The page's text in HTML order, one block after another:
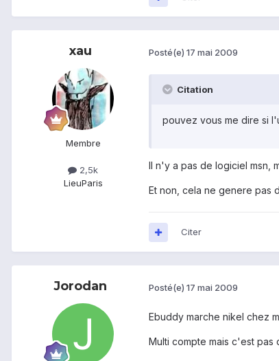
xau
Membre
2,5k
LieuParis
Posté(e) 17 mai 2009
Citation
pouvez vous me dire si
Il n'y a pas de logiciel msn,
Et non, cela ne genere pas
Citer
Jorodan Posté(e) 17 mai 2009
Ebuddy marche nikel chez
Multi compte mais c'est pas